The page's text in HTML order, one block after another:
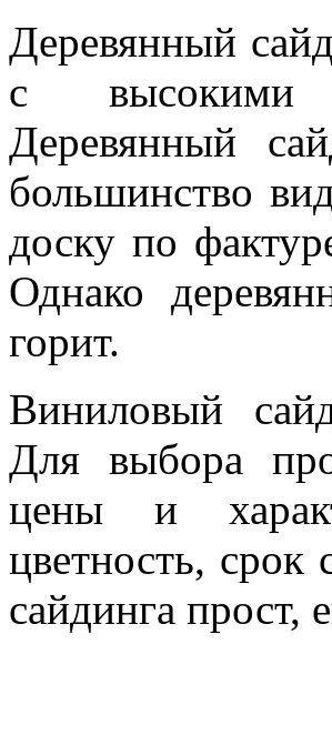
Деревянный
с высокими
Деревянный
большинство
доску по
Однако
горит.
Виниловый
Для выбора
цены и
цветность,
сайдинга прост,